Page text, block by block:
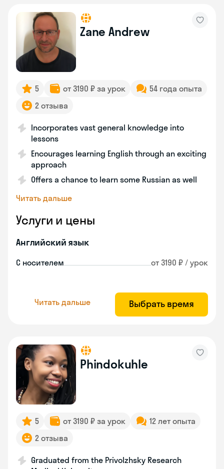
Zane Andrew
5 от 3190 ₽ за урок
54 года опыта
2 отзыва
Incorporates vast general knowledge into
lessons
Encourages learning English through an exciting
approach
Offers a chance to learn some Russian as well
Читать дальше
Услуги и цены
Английский язык
С носителем от 3190 ₽ / урок
Читать дальше Выбрать время
Phindokuhle
5 от 3190 ₽ за урок
12 лет опыта
2 отзыва
Graduated from the Privolzhsky Research